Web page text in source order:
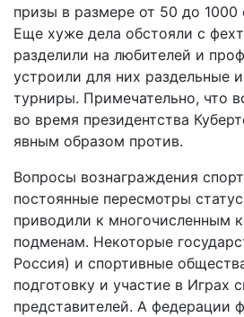
призы в размере от 50 до 1000
Еще хуже дела обстояли с
разделили на любителей и
устроили для них раздельные
турниры. Примечательно, что
во время президентства
явным образом против.
Вопросы вознаграждения
постоянные пересмотры
приводили к многочисленным
подменам. Некоторые
Россия) и спортивные
подготовку и участие в Играх
представителей. А федерации